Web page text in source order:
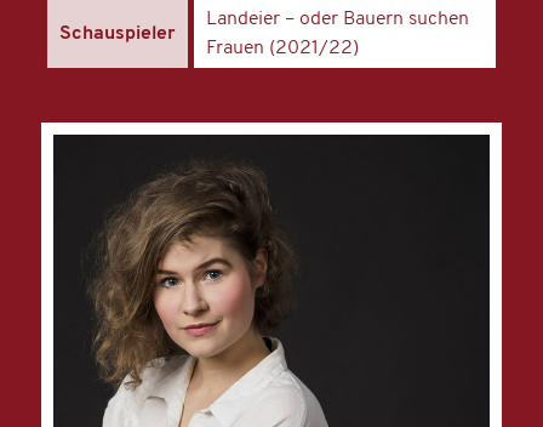
Schauspieler
Landeier – oder Bauern suchen
Frauen (2021/22)